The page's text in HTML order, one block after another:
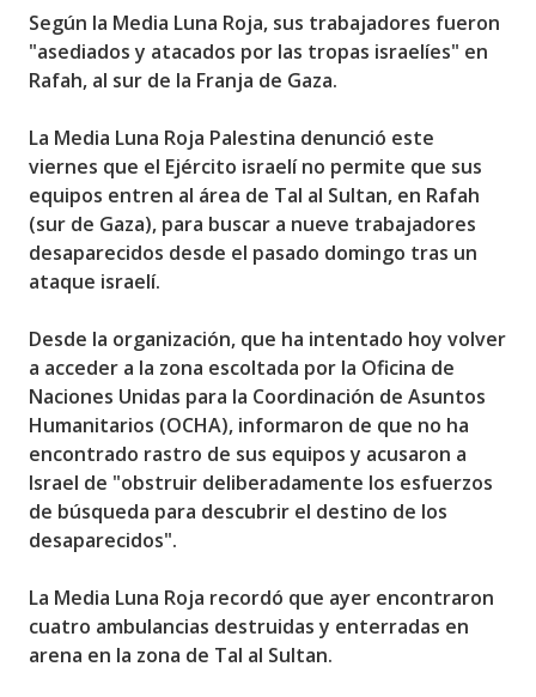
Según la Media Luna Roja, sus trabajadores fueron
"asediados y atacados por las tropas israelíes" en
Rafah, al sur de la Franja de Gaza.
La Media Luna Roja Palestina denunció este
viernes que el Ejército israelí no permite que sus
equipos entren al área de Tal al Sultan, en Rafah
(sur de Gaza), para buscar a nueve trabajadores
desaparecidos desde el pasado domingo tras un
ataque israelí.
Desde la organización, que ha intentado hoy volver
a acceder a la zona escoltada por la Oficina de
Naciones Unidas para la Coordinación de Asuntos
Humanitarios (OCHA), informaron de que no ha
encontrado rastro de sus equipos y acusaron a
Israel de "obstruir deliberadamente los esfuerzos
de búsqueda para descubrir el destino de los
desaparecidos".
La Media Luna Roja recordó que ayer encontraron
cuatro ambulancias destruidas y enterradas en
arena en la zona de Tal al Sultan.